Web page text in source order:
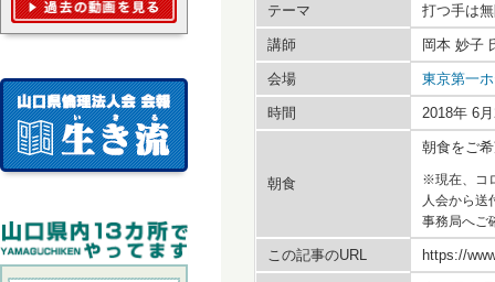
テーマ 打つ手は
講師 岡本 妙子
会場 東京第一
時間 2018年 6
朝食
朝食をご
※現在、コ
人会から送
事務局へご
この記事のURL https://